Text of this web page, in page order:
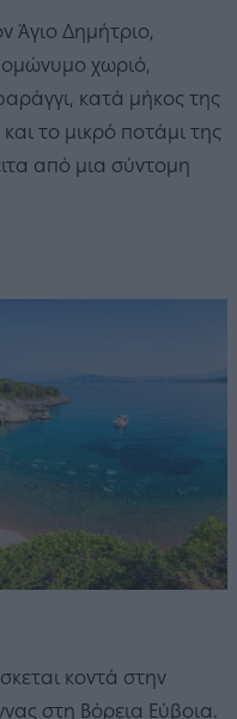
Άγιο Δημήτριο,
ομώνυμο χωριό,
κατά μήκος της
το μικρό ποτάμι της
από μια σύντομη
κοντά στην
στη Βόρεια Εύβοια.